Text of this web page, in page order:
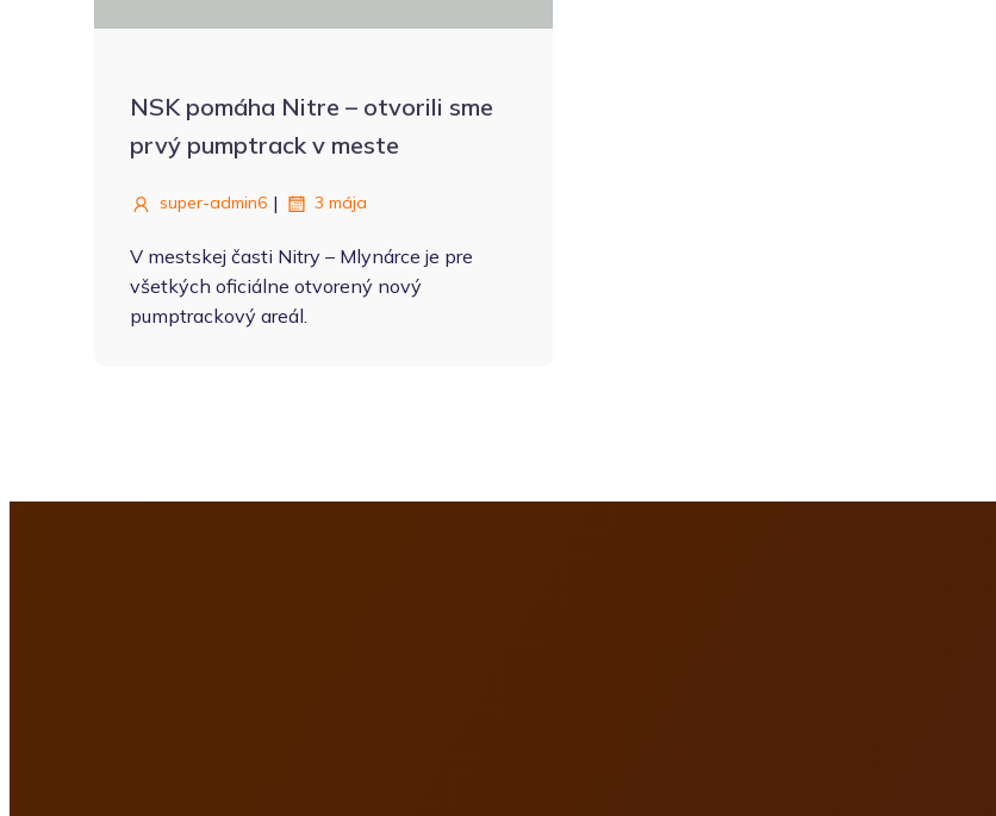
NSK pomáha Nitre – otvorili sme
prvý pumptrack v meste
super-admin6 | 3 mája
V mestskej časti Nitry – Mlynárce je pre
všetkých oficiálne otvorený nový
pumptrackový areál.